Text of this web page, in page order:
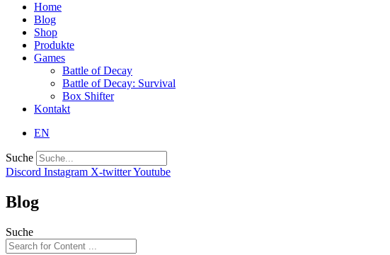
Home
Blog
Shop
Produkte
Games
Battle of Decay
Battle of Decay: Survival
Box Shifter
Kontakt
EN
Suche
Discord Instagram X-twitterYoutube
Blog
Suche